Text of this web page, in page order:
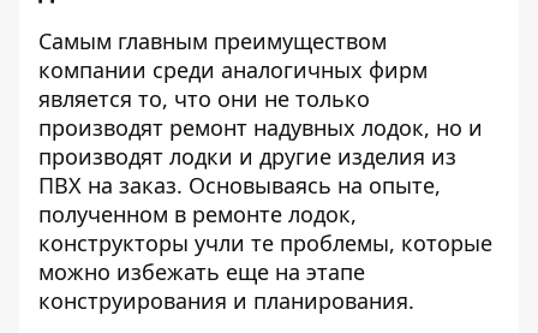
Самым главным преимуществом
компании среди аналогичных фирм
является то, что они не только
производят ремонт надувных лодок, но и
производят лодки и другие изделия из
ПВХ на заказ. Основываясь на опыте,
полученном в ремонте лодок,
конструкторы учли те проблемы, которые
можно избежать еще на этапе
конструирования и планирования.